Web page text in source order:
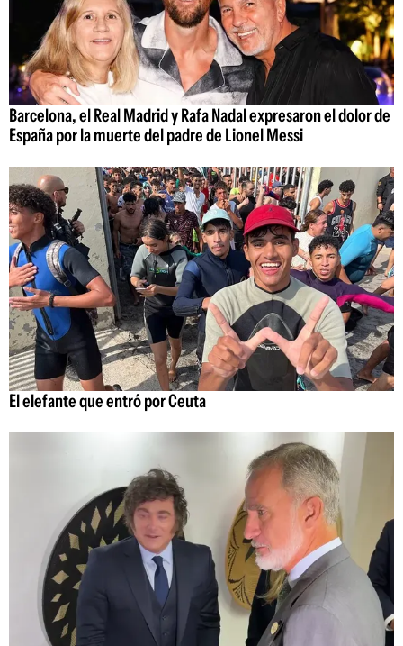
Barcelona, el Real Madrid y Rafa Nadal expresaron el dolor de
España por la muerte del padre de Lionel Messi
El elefante que entró por Ceuta